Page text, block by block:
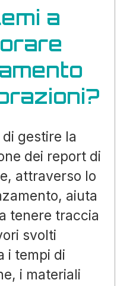
a
gestire la
dei report di
attraverso lo
aiuta
tenere traccia
svolti
i tempi di
i materiali